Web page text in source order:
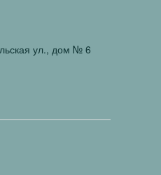
ул., дом № 6